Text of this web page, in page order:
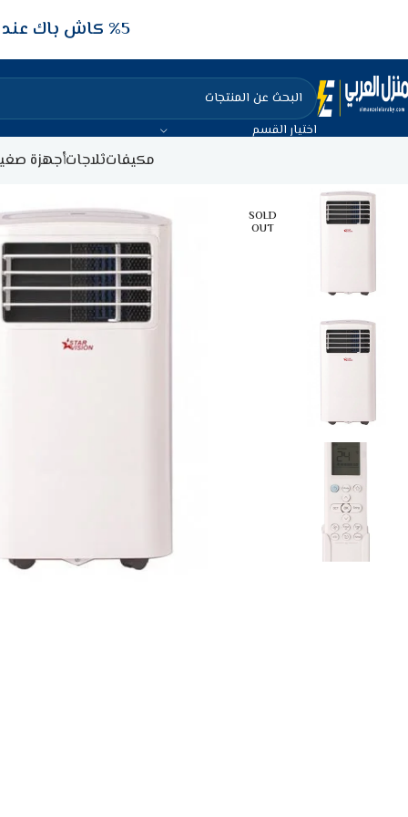
5‎% كاش باك عند الدفع عن طريق الفيزا البنكيه
اختيار القسم
مكيفاتثلاجاتأجهزة
SOLD
OUT